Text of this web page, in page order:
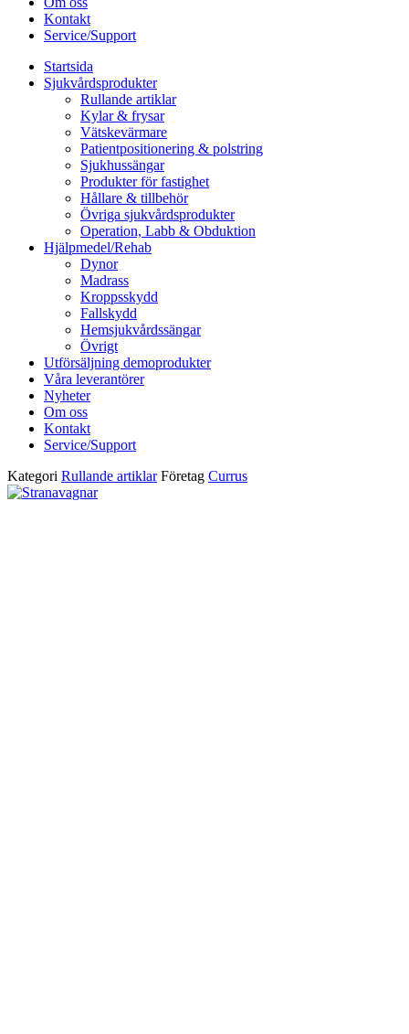
Kontakt
Service/Support
Startsida
Sjukvårdsprodukter
Rullande artiklar
Kylar & frysar
Vätskevärmare
Patientpositionering & polstring
Sjukhussängar
Produkter för fastighet
Hållare & tillbehör
Övriga sjukvårdsprodukter
Operation, Labb & Obduktion
Hjälpmedel/Rehab
Dynor
Madrass
Kroppsskydd
Fallskydd
Hemsjukvårdssängar
Övrigt
Utförsäljning demoprodukter
Våra leverantörer
Nyheter
Om oss
Kontakt
Service/Support
Kategori Rullande artiklar Företag Currus